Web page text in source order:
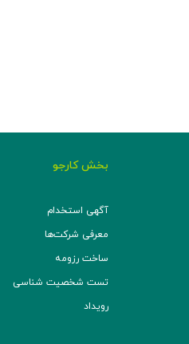
بخش کارجو
آگهی استخدام
معرفی شرکت‌ها
ساخت رزومه
تست شخصیت شناسی
رویداد